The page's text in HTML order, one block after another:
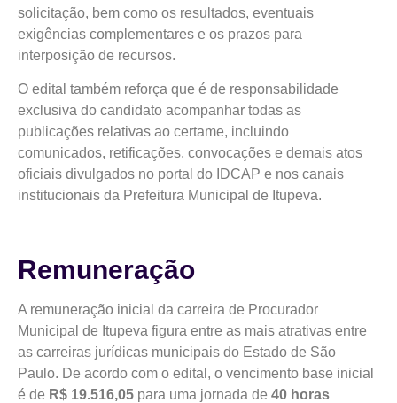
solicitação, bem como os resultados, eventuais
exigências complementares e os prazos para
interposição de recursos.
O edital também reforça que é de responsabilidade
exclusiva do candidato acompanhar todas as
publicações relativas ao certame, incluindo
comunicados, retificações, convocações e demais atos
oficiais divulgados no portal do IDCAP e nos canais
institucionais da Prefeitura Municipal de Itupeva.
Remuneração
A remuneração inicial da carreira de Procurador
Municipal de Itupeva figura entre as mais atrativas entre
as carreiras jurídicas municipais do Estado de São
Paulo. De acordo com o edital, o vencimento base inicial
é de R$ 19.516,05 para uma jornada de 40 horas